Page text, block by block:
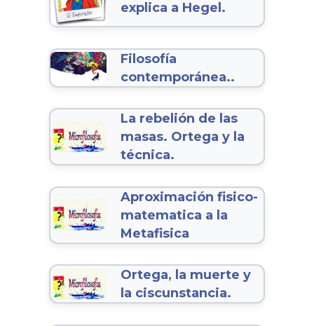
explica a Hegel.
Filosofía
contemporánea..
La rebelión de las
masas. Ortega y la
técnica.
Aproximación fisico-
matematica a la
Metafisica
Ortega, la muerte y
la ciscunstancia.